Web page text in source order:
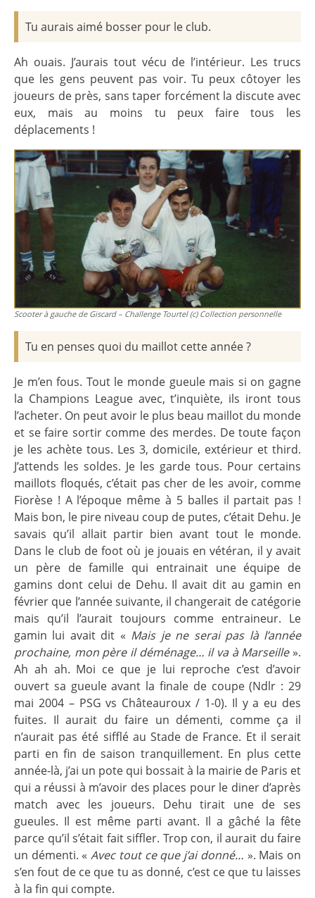
Tu aurais aimé bosser pour le club.
Ah ouais. J’aurais tout vécu de l’intérieur. Les trucs
que les gens peuvent pas voir. Tu peux côtoyer les
joueurs de près, sans taper forcément la discute avec
eux, mais au moins tu peux faire tous les
déplacements !
Scooter à gauche de Giscard – Challenge Tourtel (c) Collection personnelle
Tu en penses quoi du maillot cette année ?
Je m’en fous. Tout le monde gueule mais si on gagne
la Champions League avec, t’inquiète, ils iront tous
l’acheter. On peut avoir le plus beau maillot du monde
et se faire sortir comme des merdes. De toute façon
je les achète tous. Les 3, domicile, extérieur et third.
J’attends les soldes. Je les garde tous. Pour certains
maillots floqués, c’était pas cher de les avoir, comme
Fiorèse ! A l’époque même à 5 balles il partait pas !
Mais bon, le pire niveau coup de putes, c’était Dehu. Je
savais qu’il allait partir bien avant tout le monde.
Dans le club de foot où je jouais en vétéran, il y avait
un père de famille qui entrainait une équipe de
gamins dont celui de Dehu. Il avait dit au gamin en
février que l’année suivante, il changerait de catégorie
mais qu’il l’aurait toujours comme entraineur. Le
gamin lui avait dit « Mais je ne serai pas là l’année
prochaine, mon père il déménage… il va à Marseille».
Ah ah ah. Moi ce que je lui reproche c’est d’avoir
ouvert sa gueule avant la finale de coupe (Ndlr : 29
mai 2004 – PSG vs Châteauroux / 1-0). Il y a eu des
fuites. Il aurait du faire un démenti, comme ça il
n’aurait pas été sifflé au Stade de France. Et il serait
parti en fin de saison tranquillement. En plus cette
année-là, j’ai un pote qui bossait à la mairie de Paris et
qui a réussi à m’avoir des places pour le diner d’après
match avec les joueurs. Dehu tirait une de ses
gueules. Il est même parti avant. Il a gâché la fête
parce qu’il s’était fait siffler. Trop con, il aurait du faire
un démenti. «Avec tout ce que j’ai donné… ». Mais on
s’en fout de ce que tu as donné, c’est ce que tu laisses
à la fin qui compte.